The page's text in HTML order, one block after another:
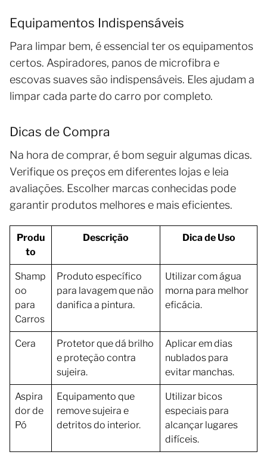
Equipamentos Indispensáveis
Para limpar bem, é essencial ter os equipamentos
certos. Aspiradores, panos de microfibra e
escovas suaves são indispensáveis. Eles ajudam a
limpar cada parte do carro por completo.
Dicas de Compra
Na hora de comprar, é bom seguir algumas dicas.
Verifique os preços em diferentes lojas e leia
avaliações. Escolher marcas conhecidas pode
garantir produtos melhores e mais eficientes.
Produ
to
Descrição Dica de Uso
Shamp
oo
para
Carros
Produto específico
para lavagem que não
danifica a pintura.
Utilizar com água
morna para melhor
eficácia.
Cera
Protetor que dá brilho
e proteção contra
sujeira.
Aplicar em dias
nublados para
evitar manchas.
Aspira
dor de
Pó
Equipamento que
remove sujeira e
detritos do interior.
Utilizar bicos
especiais para
alcançar lugares
difíceis.